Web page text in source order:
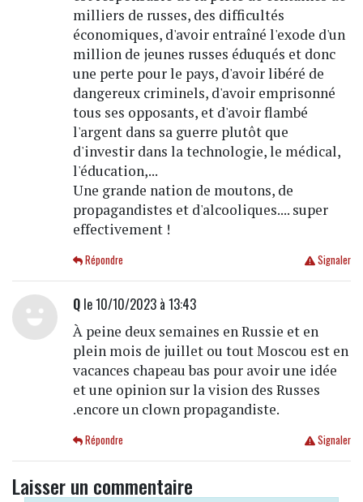
milliers de russes, des difficultés
économiques, d'avoir entraîné l'exode d'un
million de jeunes russes éduqués et donc
une perte pour le pays, d'avoir libéré de
dangereux criminels, d'avoir emprisonné
tous ses opposants, et d'avoir flambé
l'argent dans sa guerre plutôt que
d'investir dans la technologie, le médical,
l'éducation,...
Une grande nation de moutons, de
propagandistes et d'alcooliques.... super
effectivement !
Signaler
Répondre
Qle 10/10/2023 à 13:43
À peine deux semaines en Russie et en
plein mois de juillet ou tout Moscou est en
vacances chapeau bas pour avoir une idée
et une opinion sur la vision des Russes
.encore un clown propagandiste.
Signaler
Répondre
Laisser un commentaire